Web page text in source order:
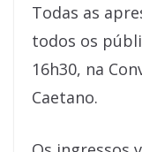
Todas as
todos os
16h30, na
Caetano.